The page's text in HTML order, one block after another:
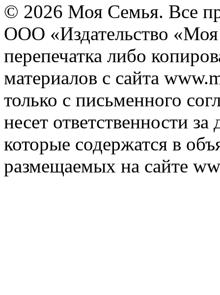
© 2026 Моя Семья. Все
ООО «Издательство
перепечатка либо
материалов с сайта
только с письменного
несет ответственности
которые содержатся в
размещаемых на сайте